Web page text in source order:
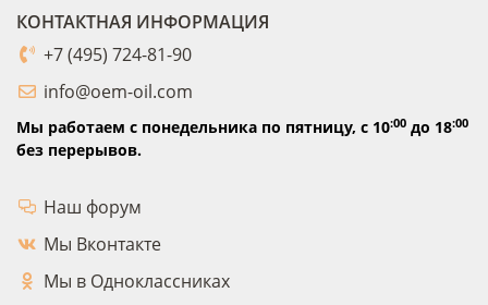
КОНТАКТНАЯ ИНФОРМАЦИЯ
+7 (495) 724-81-90
info@oem-oil.com
Мы работаем с понедельника по пятницу, с 10:00 до 18:00
без перерывов.
Наш форум
Мы Вконтакте
Мы в Одноклассниках